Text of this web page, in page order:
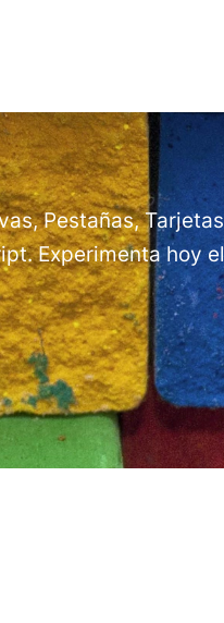
Pestañas,
Experimenta hoy